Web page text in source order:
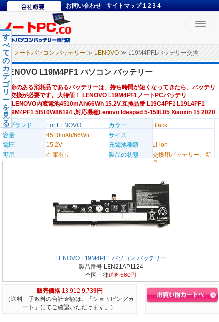
お問い合わせ サイトマップ 1 2 3 4
Toggle
ノートパソコン バッテリー ≫ LENOVO ≫ L19M4PF1バッテリー交換
す
べ
て
の
カ
テ
ゴ
リ
ー
を
見
る
LENOVO L19M4PF1 パソコン バッテリー
寿命のある消耗品であるバッテリーは、持ち時間が短くなってきたら、バッテリ
ー交換が必要です。大特価！ LENOVO L19M4PF1ノートPCバッテリ
ー,LENOVO内蔵電池4510mAh/66Wh 15.2V,互換品番 L19C4PF1 L19L4PF1
L19M4PF1 5B10W86194 ,対応機種Lenovo Ideapad 5-15IIL05 Xiaoxin 15 2020
のブランド
For LENOVO カラー
Black
容量
4510mAh/66Wh
サイズ
電圧
15.2V 充電池種類
Li-ion
可用
在庫有り 製品の状態
交換用バッテリー、新
品
LENOVO L19M4PF1 パソコン バッテリー
製品番号 LEN21AP1124
全国一律送料560円
販売価格 13,912 9,739円
（送料・手数料の合計金額は、「ショッピングカ
ート」にてご確認いただけます。）